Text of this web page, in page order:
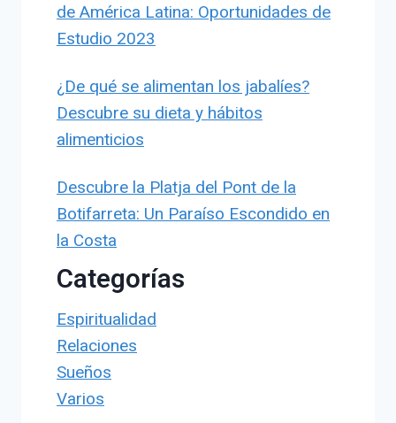
de América Latina: Oportunidades de
Estudio 2023
¿De qué se alimentan los jabalíes?
Descubre su dieta y hábitos
alimenticios
Descubre la Platja del Pont de la
Botifarreta: Un Paraíso Escondido en
la Costa
Categorías
Espiritualidad
Relaciones
Sueños
Varios